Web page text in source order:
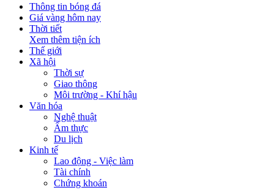
Thông tin bóng đá
Giá vàng hôm nay
Thời tiết
Xem thêm tiện ích
Thế giới
Xã hội
Thời sự
Giao thông
Môi trường - Khí hậu
Văn hóa
Nghệ thuật
Ẩm thực
Du lịch
Kinh tế
Lao động - Việc làm
Tài chính
Chứng khoán